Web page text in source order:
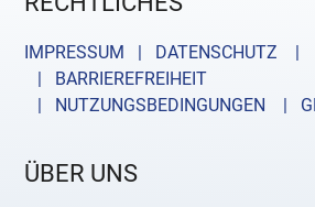
IMPRESSUM | DATENSCHUTZ |
| BARRIEREFREIHEIT
| NUTZUNGSBEDINGUNGEN
|
ÜBER UNS